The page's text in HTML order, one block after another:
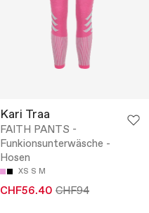
Kari Traa
FAITH PANTS -
Funkionsunterwäsche -
Hosen
XS S M
CHF56.40 CHF94